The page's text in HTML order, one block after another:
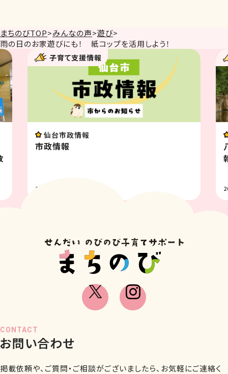
まちのびTOP>みんなの声>遊び>
雨の日のお家遊びにも！ 紙コップを活用しよう！
子育て支援情報
仙台市政情報
市政情報
2026.07.31
CONTACT
お問い合わせ
掲載依頼や、ご質問・ご相談がございましたら、お気軽にご連絡く